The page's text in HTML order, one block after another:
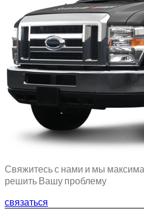
Свяжитесь с нами и мы
решить Вашу проблему
связаться